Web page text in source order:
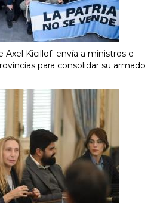
Axel Kicillof: envía a ministros e
para consolidar su armado